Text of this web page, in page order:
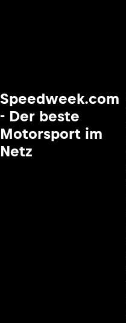
Speedweek.com
- Der beste
Motorsport im
Netz